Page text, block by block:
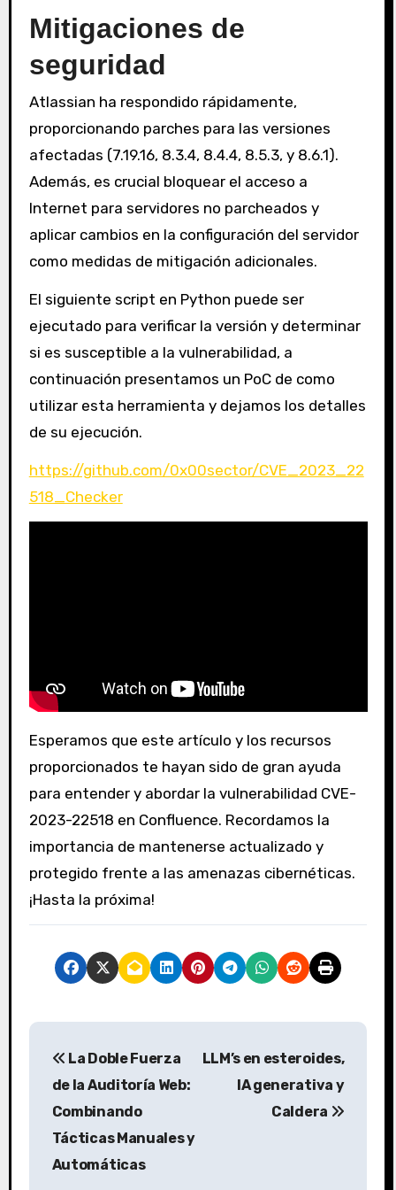
Mitigaciones de
seguridad
Atlassian ha respondido rápidamente,
proporcionando parches para las versiones
afectadas (7.19.16, 8.3.4, 8.4.4, 8.5.3, y 8.6.1).
Además, es crucial bloquear el acceso a
Internet para servidores no parcheados y
aplicar cambios en la configuración del servidor
como medidas de mitigación adicionales.
El siguiente script en Python puede ser
ejecutado para verificar la versión y determinar
si es susceptible a la vulnerabilidad, a
continuación presentamos un PoC de como
utilizar esta herramienta y dejamos los detalles
de su ejecución.
https://github.com/0x00sector/CVE_2023_22
518_Checker
Esperamos que este artículo y los recursos
proporcionados te hayan sido de gran ayuda
para entender y abordar la vulnerabilidad CVE-
2023-22518 en Confluence. Recordamos la
importancia de mantenerse actualizado y
protegido frente a las amenazas cibernéticas.
¡Hasta la próxima!
La Doble Fuerza
de la Auditoría Web:
Combinando
Tácticas Manuales y
Automáticas
LLM’s en esteroides,
IA generativa y
Caldera